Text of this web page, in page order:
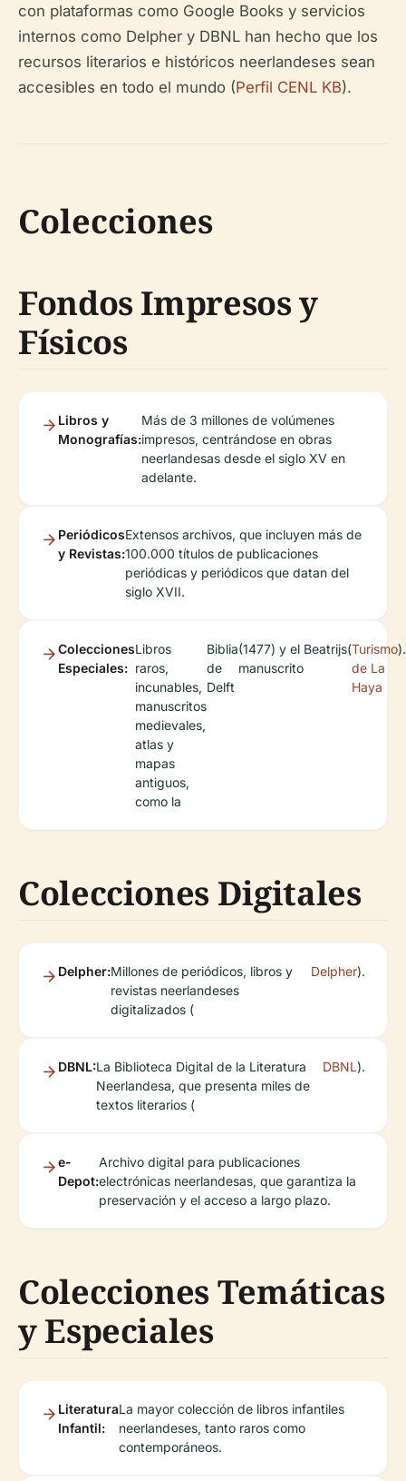
con plataformas como Google Books y servicios
internos como Delpher y DBNL han hecho que los
recursos literarios e históricos neerlandeses sean
accesibles en todo el mundo (Perfil CENL KB).
Colecciones
Fondos Impresos y
Físicos
Libros y
Monografías:
Más de 3 millones de volúmenes
impresos, centrándose en obras
neerlandesas desde el siglo XV en
adelante.
Periódicos
y Revistas:
Extensos archivos, que incluyen más de
100.000 títulos de publicaciones
periódicas y periódicos que datan del
siglo XVII.
Colecciones
Especiales:
Libros
raros,
incunables,
manuscritos
medievales,
atlas y
mapas
antiguos,
como la
Biblia
de
Delft
(1477) y el
manuscrito
Beatrijs(Turismo
de La
Haya
).
Colecciones Digitales
Delpher:Millones de periódicos, libros y
revistas neerlandeses
digitalizados (
Delpher).
DBNL:La Biblioteca Digital de la Literatura
Neerlandesa, que presenta miles de
textos literarios (
DBNL).
e-
Depot:
Archivo digital para publicaciones
electrónicas neerlandesas, que garantiza la
preservación y el acceso a largo plazo.
Colecciones Temáticas
y Especiales
Literatura
Infantil:
La mayor colección de libros infantiles
neerlandeses, tanto raros como
contemporáneos.